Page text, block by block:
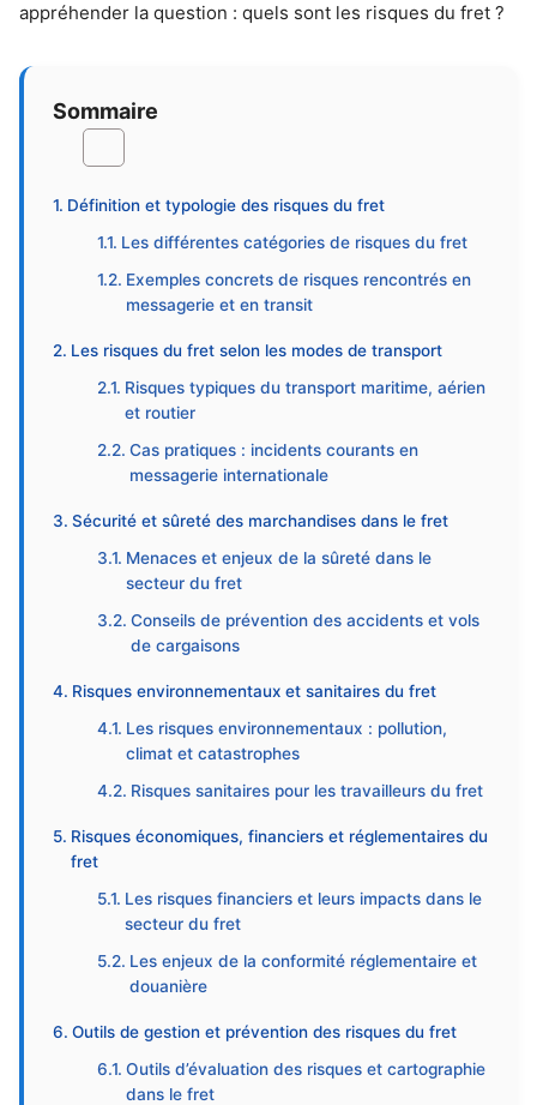
appréhender la question : quels sont les risques du fret ?
Sommaire
Définition et typologie des risques du fret
Les différentes catégories de risques du fret
Exemples concrets de risques rencontrés en
messagerie et en transit
Les risques du fret selon les modes de transport
Risques typiques du transport maritime, aérien
et routier
Cas pratiques : incidents courants en
messagerie internationale
Sécurité et sûreté des marchandises dans le fret
Menaces et enjeux de la sûreté dans le
secteur du fret
Conseils de prévention des accidents et vols
de cargaisons
Risques environnementaux et sanitaires du fret
Les risques environnementaux : pollution,
climat et catastrophes
Risques sanitaires pour les travailleurs du fret
Risques économiques, financiers et réglementaires du
fret
Les risques financiers et leurs impacts dans le
secteur du fret
Les enjeux de la conformité réglementaire et
douanière
Outils de gestion et prévention des risques du fret
Outils d’évaluation des risques et cartographie
dans le fret